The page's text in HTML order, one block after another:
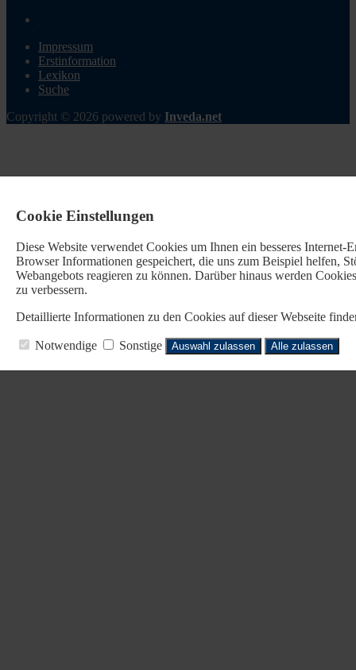
Impressum
Erstinformation
Lexikon
Suche
Copyright © 2026 powered by Inveda.net
Cookie Einstellungen
Diese Website verwendet Cookies um Ihnen ein besseres
Browser Informationen gespeichert, die uns zum Beispiel helfen,
Webangebots reagieren zu können. Darüber hinaus werden
zu verbessern.
Detaillierte Informationen zu den Cookies auf dieser Webseite
Notwendige Sonstige Auswahl zulassen Alle zulassen